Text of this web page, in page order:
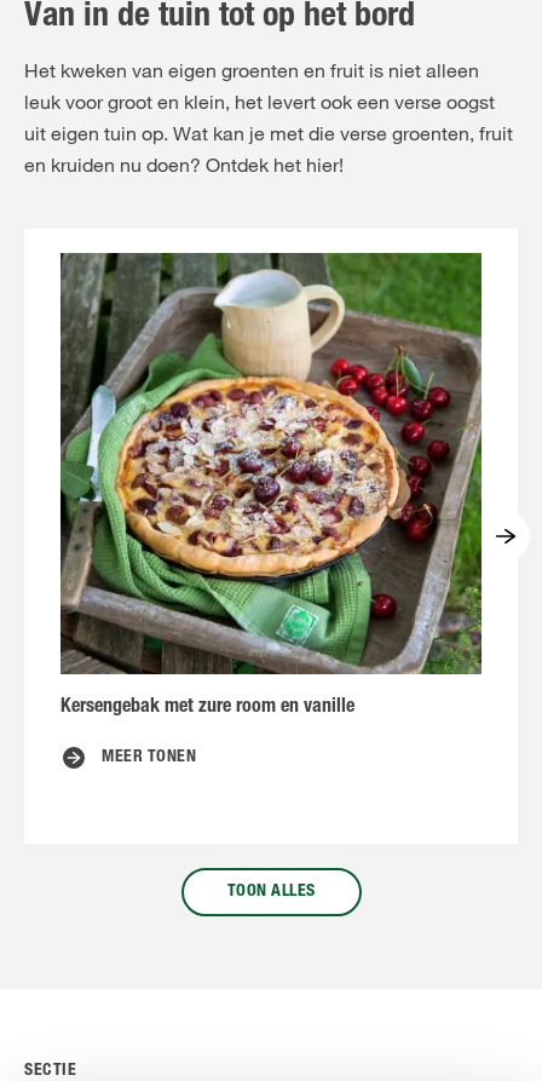
Van in de tuin tot op het bord
Het kweken van eigen groenten en fruit is niet alleen
leuk voor groot en klein, het levert ook een verse oogst
uit eigen tuin op. Wat kan je met die verse groenten, fruit
en kruiden nu doen? Ontdek het hier!
Kersengebak met zure room en vanille
MEER TONEN
TOON ALLES
SECTIE